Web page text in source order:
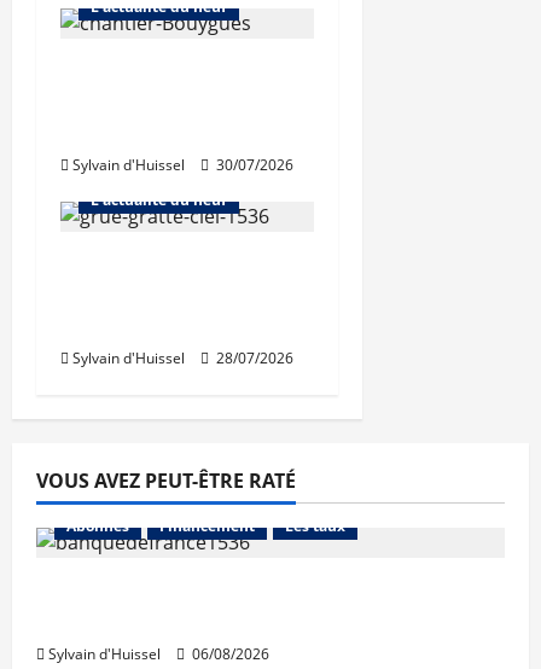
L'actualité du neuf
Sylvain d'Huissel 30/07/2026
Abonnés
L'actualité du neuf
Sylvain d'Huissel 28/07/2026
VOUS AVEZ PEUT-ÊTRE RATÉ
Abonnés Financement Les taux
Sylvain d'Huissel 06/08/2026
Abonnés Financement